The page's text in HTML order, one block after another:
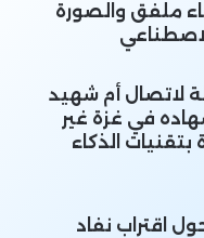
ملفق والصورة
لاتصال أم شهيد
في غزة غير
الذكاء
اقتراب نفاد